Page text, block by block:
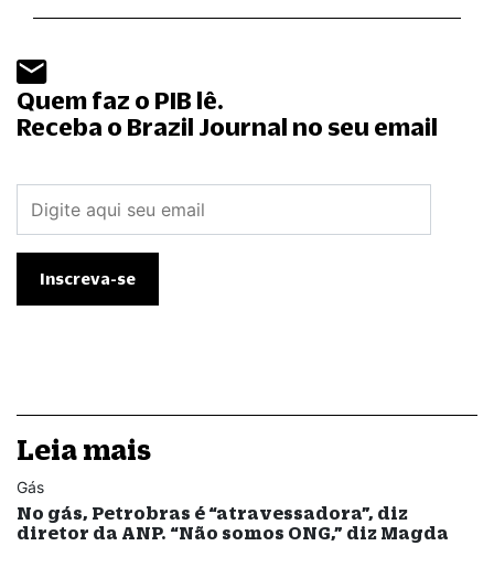
Quem faz o PIB lê.
Receba o Brazil Journal no seu email
Leia mais
Gás
No gás, Petrobras é “atravessadora”, diz
diretor da ANP. “Não somos ONG,” diz Magda